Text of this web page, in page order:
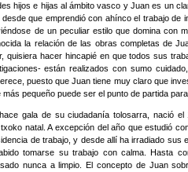
hijos e hijas al ámbito vasco y Juan es un
que emprendió con ahínco el trabajo de
de un peculiar estilo que domina con
la relación de las obras completas de
quisiera hacer hincapié en que todos sus
están realizados con sumo
puesto que Juan tiene muy claro que
más pequeño puede ser el punto de partida
gala de su ciudadanía tolosarra, nació
natal. A excepción del año que estudió
de trabajo, y desde allí ha irradiado sus
tomarse su trabajo con calma. Hasta
nunca a limpio. El concepto de Juan